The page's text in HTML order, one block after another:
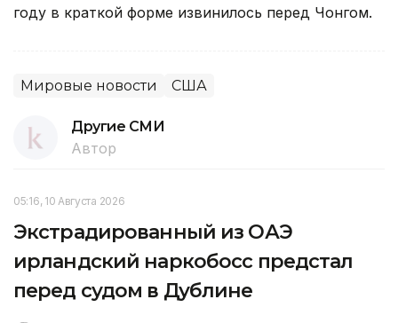
году в краткой форме извинилось перед Чонгом.
Мировые новости США
Другие СМИ
Автор
05:16, 10 Августа 2026
Экстрадированный из ОАЭ
ирландский наркобосс предстал
перед судом в Дублине